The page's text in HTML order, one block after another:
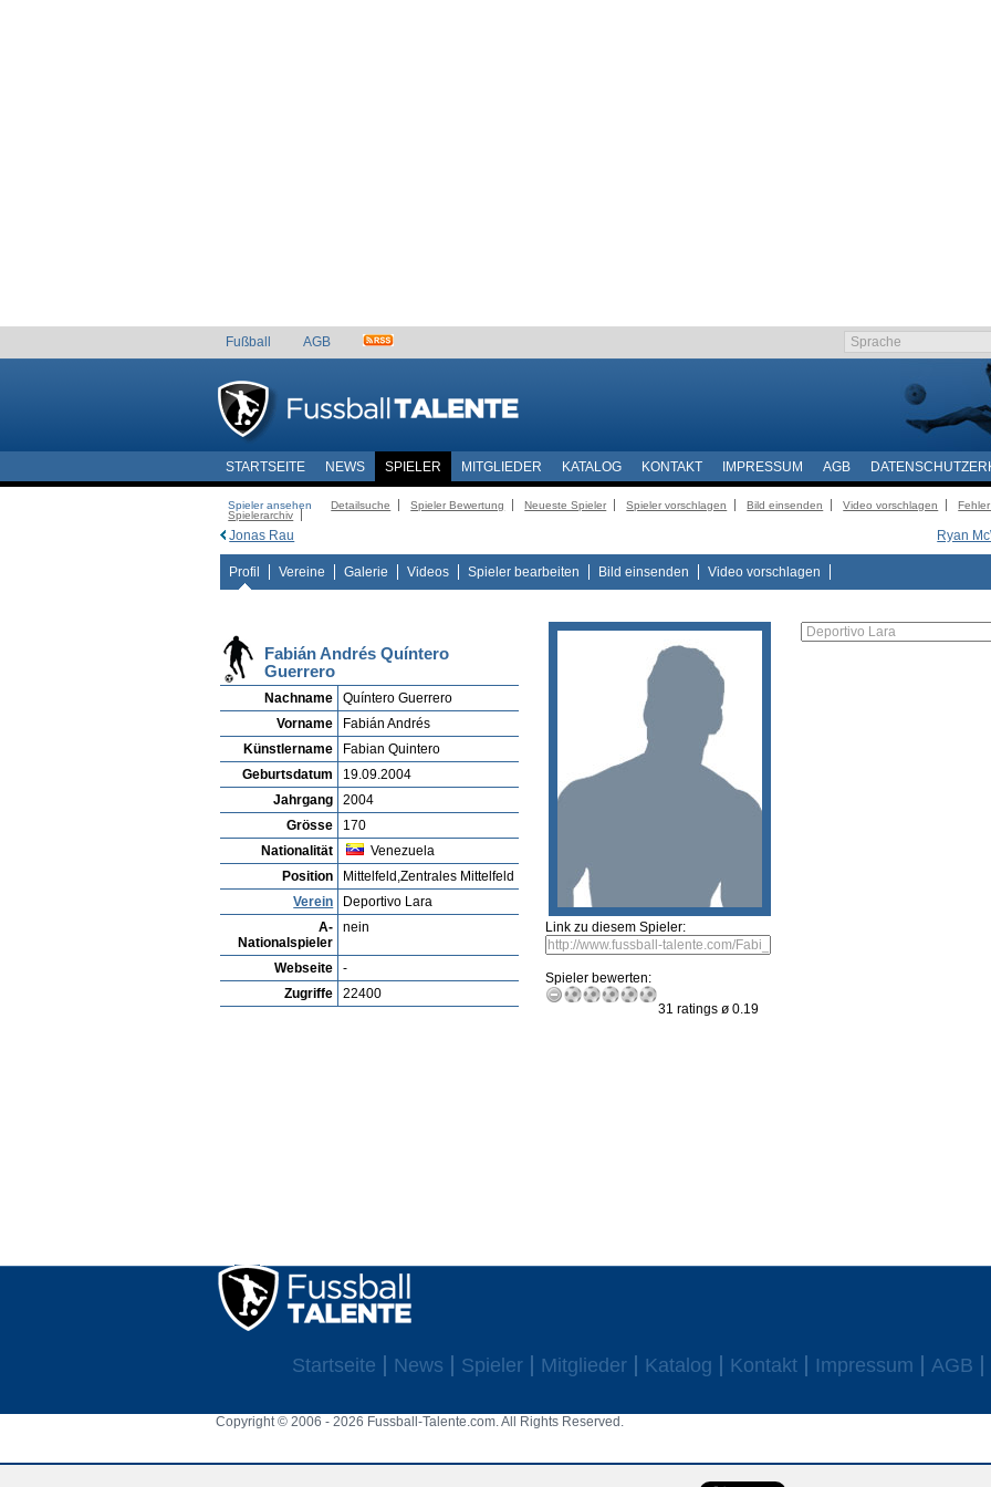
Fußball AGB
STARTSEITE NEWS SPIELER MITGLIEDER KATALOG KONTAKT IMPRESSUM AGB
Spieler ansehen Detailsuche Spieler Bewertung Neueste Spieler Spieler vorschlagen Bild einsenden Video vorschlagen
Spielerarchiv
Ryan
Jonas Rau
Profil Vereine Galerie Videos Spieler bearbeiten Bild einsenden Video vorschlagen
Fabián Andrés Quíntero
Guerrero
Nachname
Quíntero Guerrero
Vorname
Fabián Andrés
Künstlername
Fabian Quintero
Geburtsdatum
19.09.2004
Jahrgang
2004
Grösse
170
Nationalität
Venezuela
Position
Mittelfeld,Zentrales Mittelfeld
Verein
Deportivo Lara
A-
Nationalspieler
nein
Webseite
-
Zugriffe
22400
Link zu diesem Spieler:
Spieler bewerten:
31 ratings ø 0.19
Startseite News Spieler Mitglieder Katalog Kontakt Impressum AGB
Copyright © 2006 - 2026 Fussball-Talente.com. All Rights Reserved.